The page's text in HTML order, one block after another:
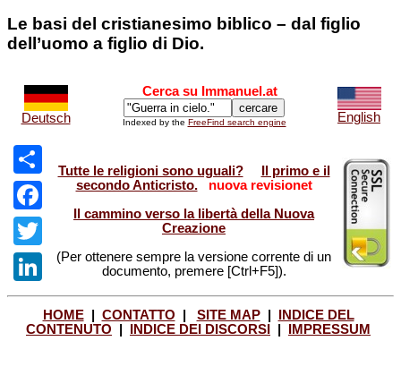
Le basi del cristianesimo biblico – dal figlio
dell’uomo a figlio di Dio.
Deutsch
Cerca su Immanuel.at
Indexed by the FreeFind search engine English
Share
Facebook
Twitter
LinkedIn
Tutte le religioni sono uguali?
Il primo e il
secondo Anticristo.
nuova revisionet
Il cammino verso la libertà della Nuova
Creazione
(Per ottenere sempre la versione corrente di un
documento, premere [Ctrl+F5]).
HOME| CONTATTO SITE MAP|
INDICE DEL
CONTENUTO
INDICE DEI DISCORSI IMPRESSUM